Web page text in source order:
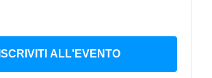
ISCRIVITI ALL'EVENTO